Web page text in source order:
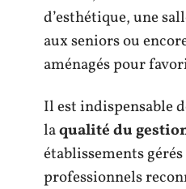
d’esthétique, une
aux seniors ou
aménagés pour
Il est indispensable
laqualité du
établissements
professionnels